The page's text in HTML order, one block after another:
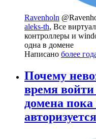
Ravenholn
aleks-th, Все
контроллеры и
одна в домене
Написано более
Почему
время
домена пока